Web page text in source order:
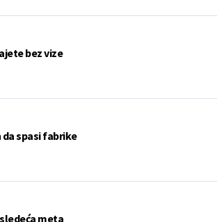
bez vize
spasi fabrike
meta